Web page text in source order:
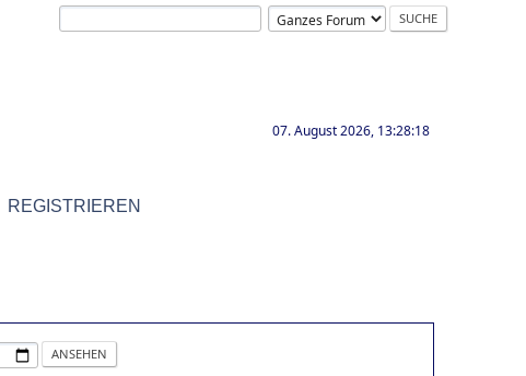
07. August 2026, 13:28:18
REGISTRIEREN